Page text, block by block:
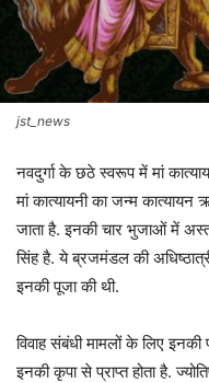
jst_news
नवदुर्गा के छठे स्वरूप में मां
मां कात्यायनी का जन्म
जाता है. इनकी चार भुजाओं में
सिंह है. ये ब्रजमंडल की
इनकी पूजा की थी.
विवाह संबंधी मामलों के लिए
इनकी कृपा से प्राप्त होता है.